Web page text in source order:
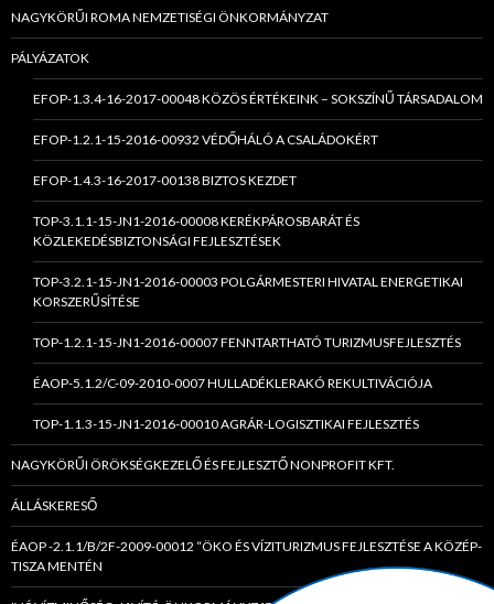
NAGYKÖRŰI ROMA NEMZETISÉGI ÖNKORMÁNYZAT
PÁLYÁZATOK
EFOP-1.3.4-16-2017-00048 KÖZÖS ÉRTÉKEINK – SOKSZÍNŰ TÁRSADALOM
EFOP-1.2.1-15-2016-00932 VÉDŐHÁLÓ A CSALÁDOKÉRT
EFOP-1.4.3-16-2017-00138 BIZTOS KEZDET
TOP-3.1.1-15-JN1-2016-00008 KERÉKPÁROSBARÁT ÉS
KÖZLEKEDÉSBIZTONSÁGI FEJLESZTÉSEK
TOP-3.2.1-15-JN1-2016-00003 POLGÁRMESTERI HIVATAL ENERGETIKAI
KORSZERŰSÍTÉSE
TOP-1.2.1-15-JN1-2016-00007 FENNTARTHATÓ TURIZMUSFEJLESZTÉS
ÉAOP-5.1.2/C-09-2010-0007 HULLADÉKLERAKÓ REKULTIVÁCIÓJA
TOP-1.1.3-15-JN1-2016-00010 AGRÁR-LOGISZTIKAI FEJLESZTÉS
NAGYKÖRŰI ÖRÖKSÉGKEZELŐ ÉS FEJLESZTŐ NONPROFIT KFT.
ÁLLÁSKERESŐ
ÉAOP -2.1.1/B/2F-2009-00012 “ÖKO ÉS VÍZITURIZMUS FEJLESZTÉSE A KÖZÉP-
TISZA MENTÉN